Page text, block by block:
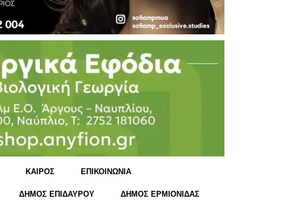
KΑΙΡΟΣ ΕΠΙΚΟΙΝΩΝΙΑ
ΔΗΜΟΣ ΕΠΙΔΑΥΡΟΥ ΔΗΜΟΣ ΕΡΜΙΟΝΙΔΑΣ